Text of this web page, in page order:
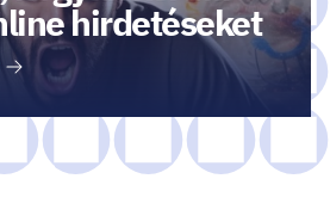
hirdetéseket